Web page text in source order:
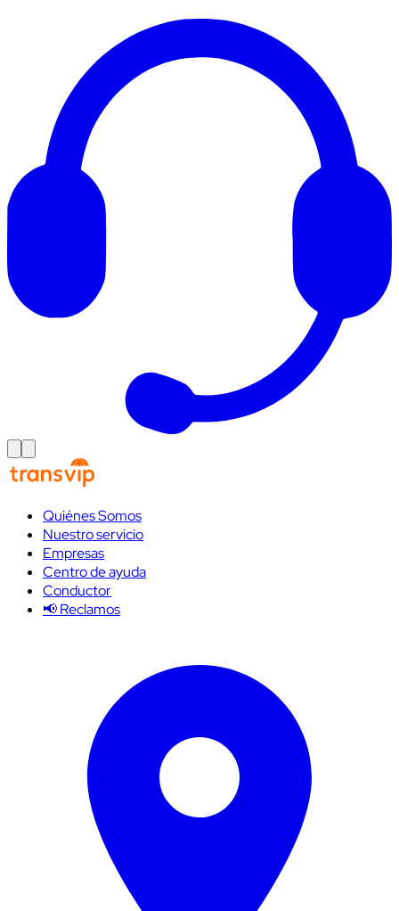
Quiénes Somos
Nuestro servicio
Empresas
Centro de ayuda
Conductor
📢 Reclamos